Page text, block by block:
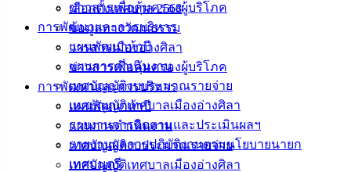
ข่าวสารเพื่อคุ้มครองผู้บริโภค
การพัฒนาและการบริหาร
แผนพัฒนาห้าปี
แผนการดำเนินงาน
เทศบัญญัติงบประมาณรายจ่าย
เทศบัญญัติเทศบาลเมืองอ่างศิลา
รายงานการติดตามและประเมินผลฯ
รายงานผลการปฏิบัติงานตามนโยบายนายก
เทศมนตรี
เลือกตั้งเทศบาล 2568
ข้อมูลทางวัฒนธรรม
วารสารเมืองอ่างศิลา
ข่าวสารเพื่อคุ้มครองผู้บริโภค
การพัฒนาและการบริหาร
แผนพัฒนาห้าปี
แผนการดำเนินงาน
เทศบัญญัติงบประมาณรายจ่าย
เทศบัญญัติเทศบาลเมืองอ่างศิลา
SDGs หรือเป้าหมายการพัฒนาที่ยั่งยืนเริ่มขึ้นในปี 2015 และจะ
จบลงในปี 2030 โดยแม้ในปีนี้พวกเราเดินทางมาถึงครึ่งทางแล้ว
แต่รายงานล่าสุดจากเลขาธิการสหประชาชาติชี้ให้เห็นว่ามีเป้า
หมายเพียง 12% ที่จะบรรลุได้ทันปี 2030… ในเดือนกันยายนนี้
ประเทศสมาชิก UN ทั้ง 193 ประเทศจึงจะมารวมตัวกันที่การ
ประชุม #SDGSummit ณ สำนักงานใหญ่สหประชาชาติ นคร
นิวยอร์ก และร่วมกำหนดทิศทางการทำงานในช่วงเวลา 7 ปี
สุดท้าย เพื่อให้โลกของเราบรรลุ SDGs ได้ทันเวลา ⏳